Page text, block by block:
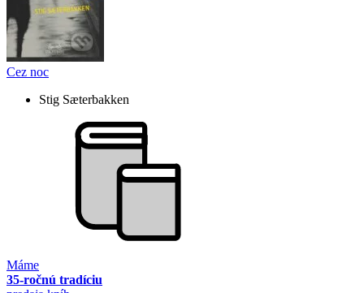
Cez noc
Stig Sæterbakken
Máme
35-ročnú tradíciu